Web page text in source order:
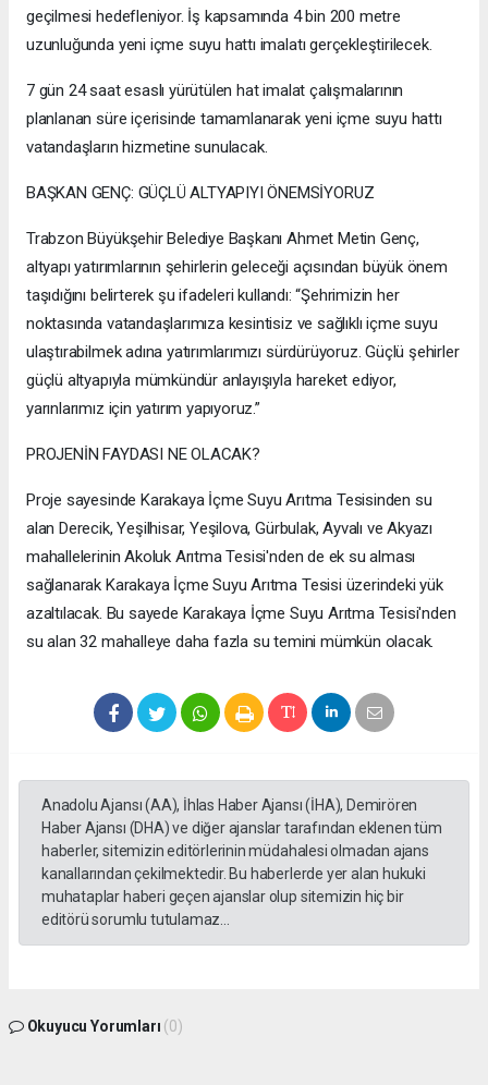
geçilmesi hedefleniyor. İş kapsamında 4 bin 200 metre
uzunluğunda yeni içme suyu hattı imalatı gerçekleştirilecek.
7 gün 24 saat esaslı yürütülen hat imalat çalışmalarının
planlanan süre içerisinde tamamlanarak yeni içme suyu hattı
vatandaşların hizmetine sunulacak.
BAŞKAN GENÇ: GÜÇLÜ ALTYAPIYI ÖNEMSİYORUZ
Trabzon Büyükşehir Belediye Başkanı Ahmet Metin Genç,
altyapı yatırımlarının şehirlerin geleceği açısından büyük önem
taşıdığını belirterek şu ifadeleri kullandı: “Şehrimizin her
noktasında vatandaşlarımıza kesintisiz ve sağlıklı içme suyu
ulaştırabilmek adına yatırımlarımızı sürdürüyoruz. Güçlü şehirler
güçlü altyapıyla mümkündür anlayışıyla hareket ediyor,
yarınlarımız için yatırım yapıyoruz.”
PROJENİN FAYDASI NE OLACAK?
Proje sayesinde Karakaya İçme Suyu Arıtma Tesisinden su
alan Derecik, Yeşilhisar, Yeşilova, Gürbulak, Ayvalı ve Akyazı
mahallelerinin Akoluk Arıtma Tesisi'nden de ek su alması
sağlanarak Karakaya İçme Suyu Arıtma Tesisi üzerindeki yük
azaltılacak. Bu sayede Karakaya İçme Suyu Arıtma Tesisi'nden
su alan 32 mahalleye daha fazla su temini mümkün olacak.
Anadolu Ajansı (AA), İhlas Haber Ajansı (İHA), Demirören
Haber Ajansı (DHA) ve diğer ajanslar tarafından eklenen tüm
haberler, sitemizin editörlerinin müdahalesi olmadan ajans
kanallarından çekilmektedir. Bu haberlerde yer alan hukuki
muhataplar haberi geçen ajanslar olup sitemizin hiç bir
editörü sorumlu tutulamaz...
Okuyucu Yorumları (0)